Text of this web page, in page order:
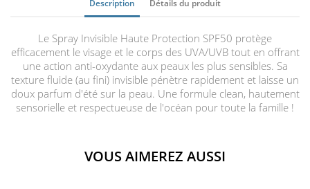
Description Détails du produit
Le Spray Invisible Haute Protection SPF50 protège
efficacement le visage et le corps des UVA/UVB tout en offrant
une action anti-oxydante aux peaux les plus sensibles. Sa
texture fluide (au fini) invisible pénètre rapidement et laisse un
doux parfum d'été sur la peau. Une formule clean, hautement
sensorielle et respectueuse de l'océan pour toute la famille !
VOUS AIMEREZ AUSSI